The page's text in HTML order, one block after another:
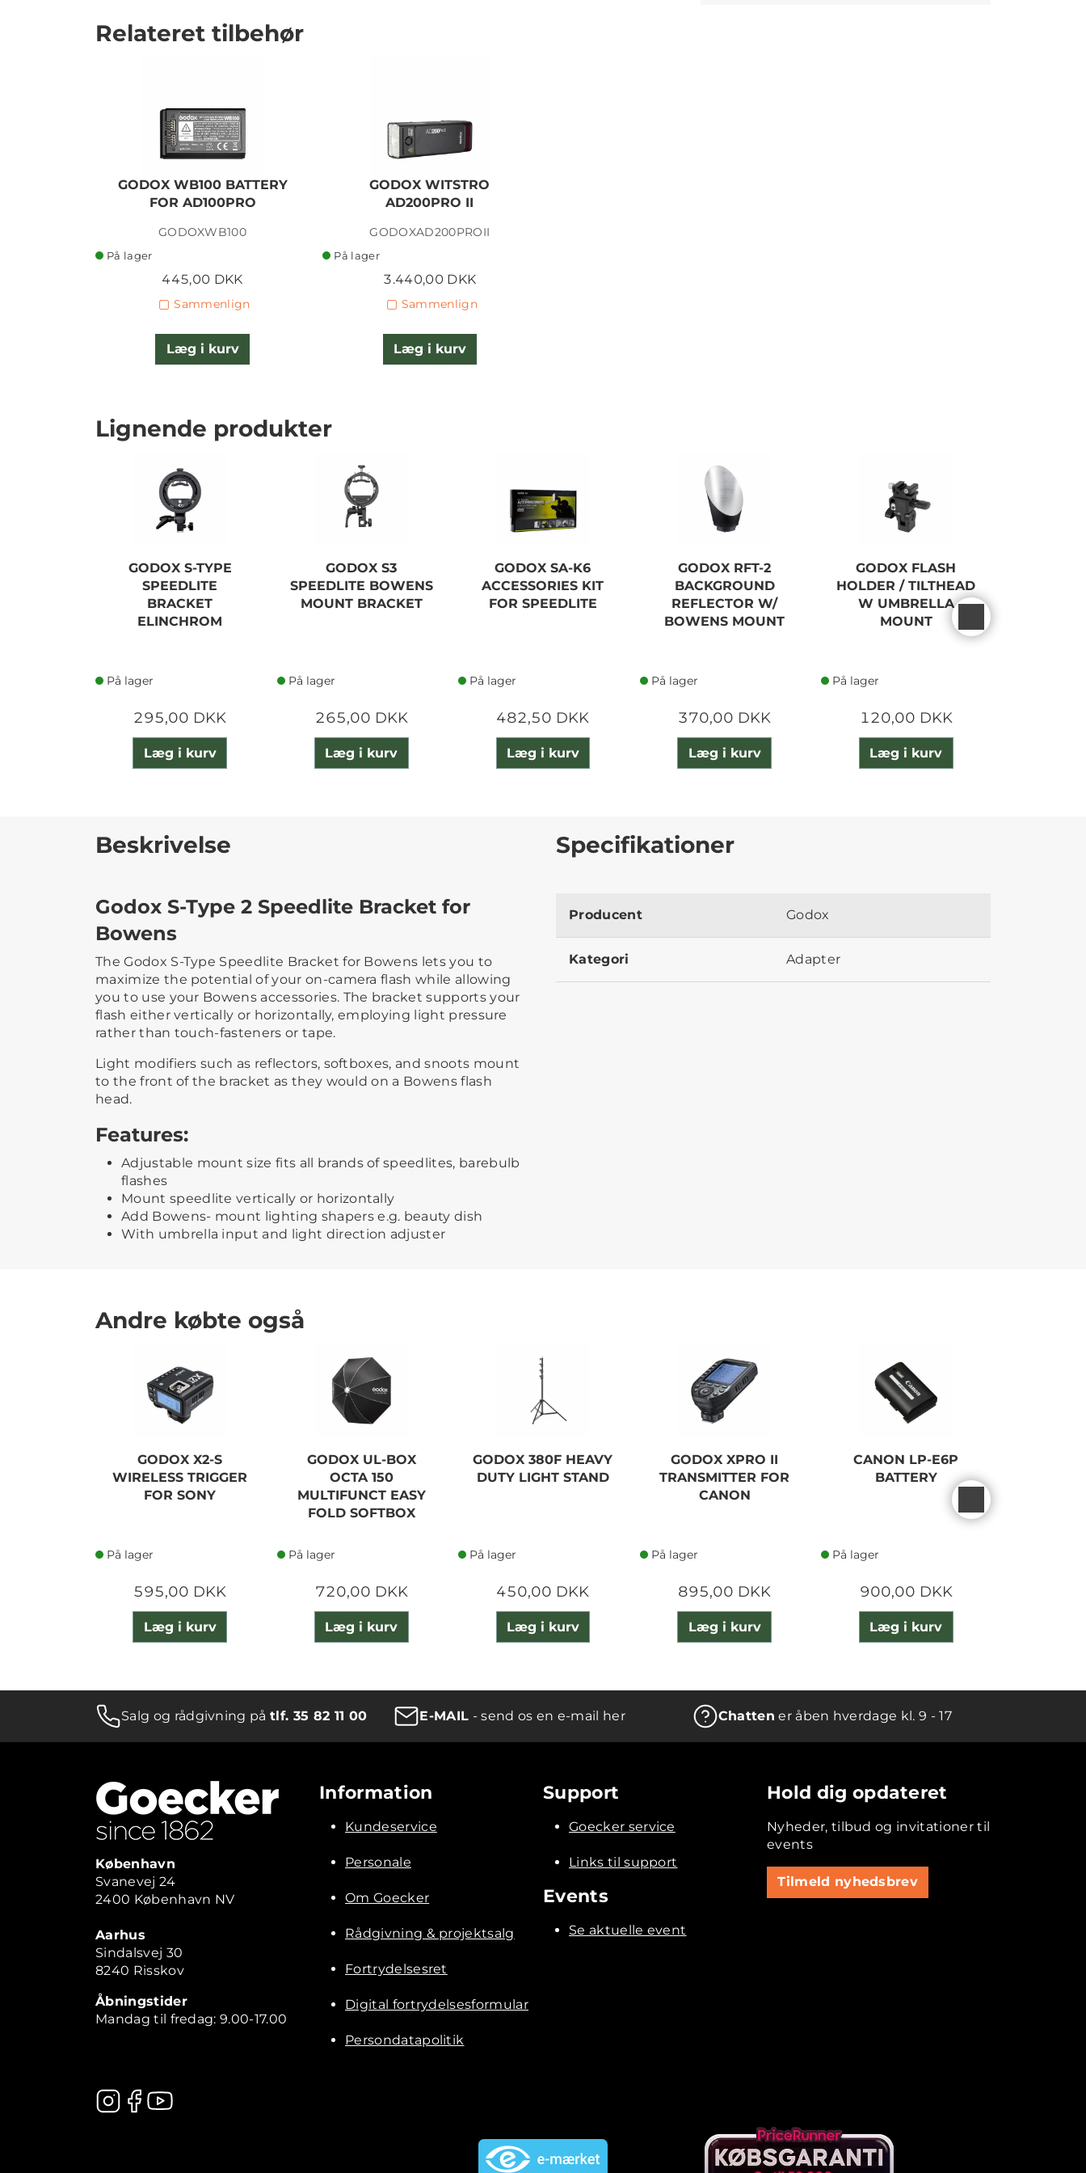
Relateret tilbehør
GODOX WB100 BATTERY
FOR AD100PRO
GODOXWB100
På lager
445,00 DKK
Sammenlign
Læg i kurv
GODOX WITSTRO
AD200PRO II
GODOXAD200PROII
På lager
3.440,00 DKK
Sammenlign
Læg i kurv
Lignende produkter
GODOX S-TYPE
SPEEDLITE
BRACKET
ELINCHROM
På lager
295,00 DKK
Læg i kurv
GODOX S3
SPEEDLITE BOWENS
MOUNT BRACKET
På lager
265,00 DKK
Læg i kurv
GODOX SA-K6
ACCESSORIES KIT
FOR SPEEDLITE
På lager
482,50 DKK
Læg i kurv
GODOX RFT-2
BACKGROUND
REFLECTOR W/
BOWENS MOUNT
På lager
370,00 DKK
Læg i kurv
GODOX FLASH
HOLDER / TILTHEAD
W UMBRELLA
MOUNT
På lager
120,00 DKK
Læg i kurv
Beskrivelse
Godox S-Type 2 Speedlite Bracket for
Bowens
The Godox S-Type Speedlite Bracket for Bowens lets you to
maximize the potential of your on-camera flash while allowing
you to use your Bowens accessories. The bracket supports your
flash either vertically or horizontally, employing light pressure
rather than touch-fasteners or tape.
Light modifiers such as reflectors, softboxes, and snoots mount
to the front of the bracket as they would on a Bowens flash
head.
Features:
Adjustable mount size fits all brands of speedlites, barebulb
flashes
Mount speedlite vertically or horizontally
Add Bowens- mount lighting shapers e.g. beauty dish
With umbrella input and light direction adjuster
Specifikationer
Producent Godox
Kategori Adapter
Andre købte også
GODOX X2-S
WIRELESS TRIGGER
FOR SONY
På lager
595,00 DKK
Læg i kurv
GODOX UL-BOX
OCTA 150
MULTIFUNCT EASY
FOLD SOFTBOX
På lager
720,00 DKK
Læg i kurv
GODOX 380F HEAVY
DUTY LIGHT STAND
På lager
450,00 DKK
Læg i kurv
GODOX XPRO II
TRANSMITTER FOR
CANON
På lager
895,00 DKK
Læg i kurv
CANON LP-E6P
BATTERY
På lager
900,00 DKK
Læg i kurv
Salg og rådgivning påtlf. 35 82 11 00 E-MAIL - send os en e-mail her Chatten er åben hverdage kl. 9 - 17
København
Svanevej 24
2400 København NV
Aarhus
Sindalsvej 30
8240 Risskov
Åbningstider
Mandag til fredag: 9.00-17.00
Information
Kundeservice
Personale
Om Goecker
Rådgivning & projektsalg
Fortrydelsesret
Digital fortrydelsesformular
Persondatapolitik
Support
Goecker service
Links til support
Events
Se aktuelle event
Hold dig opdateret
Nyheder, tilbud og invitationer til
events
Tilmeld nyhedsbrev